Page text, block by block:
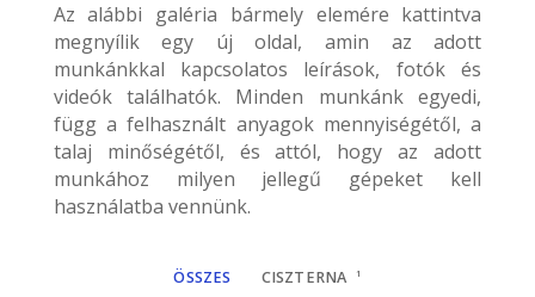
Az alábbi galéria bármely elemére kattintva
megnyílik egy új oldal, amin az adott
munkánkkal kapcsolatos leírások, fotók és
videók találhatók. Minden munkánk egyedi,
függ a felhasznált anyagok mennyiségétől, a
talaj minőségétől, és attól, hogy az adott
munkához milyen jellegű gépeket kell
használatba vennünk.
ÖSSZES CISZTERNA 1